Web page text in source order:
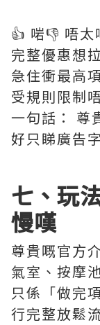
👍 啱👎 唔
完整優惠想
急住衝最高
受規則限制
一句話： 尊
好只睇廣告
七、玩
慢嘆
尊貴嘅官方
氣室、按摩
只係「做完
行完整放鬆